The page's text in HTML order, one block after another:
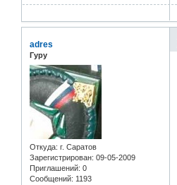
adres
Гуру
Откуда: г. Саратов
Зарегистрирован: 09-05-2009
Приглашений: 0
Сообщений: 1193